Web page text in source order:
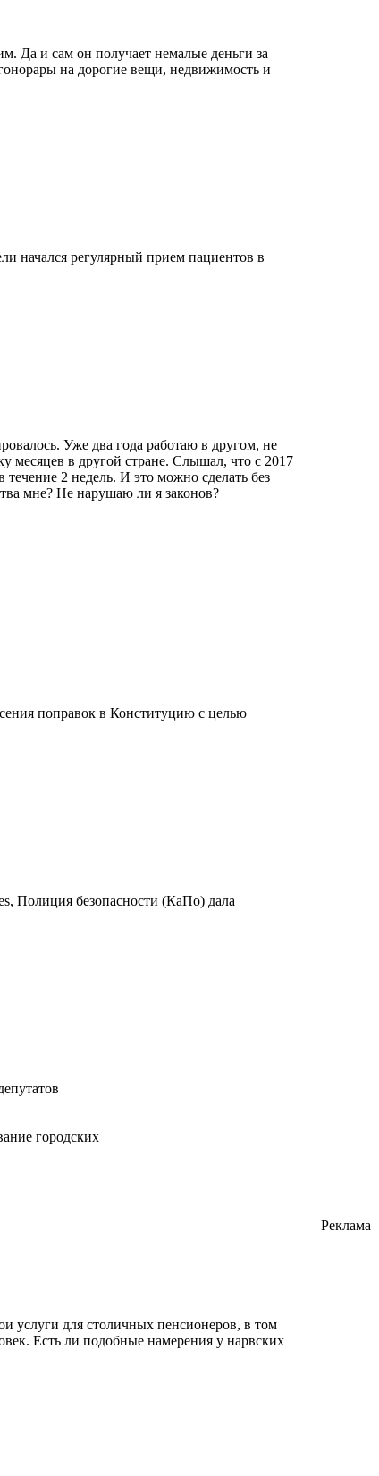
Да и сам он получает немалые деньги за
на дорогие вещи, недвижимость и
начался регулярный прием пациентов в
Уже два года работаю в другом, не
месяцев в другой стране. Слышал, что с 2017
2 недель. И это можно сделать без
мне? Не нарушаю ли я законов?
поправок в Конституцию с целью
Полиция безопасности (КаПо) дала
городских
услуги для столичных пенсионеров, в том
Есть ли подобные намерения у нарвских
Реклама